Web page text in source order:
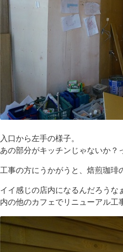
入口から左手の様子。
あの部分がキッチンじゃないか？
工事の方にうかがうと、焙煎珈琲
イイ感じの店内になるんだろうな
内の他のカフェでリニューアル工